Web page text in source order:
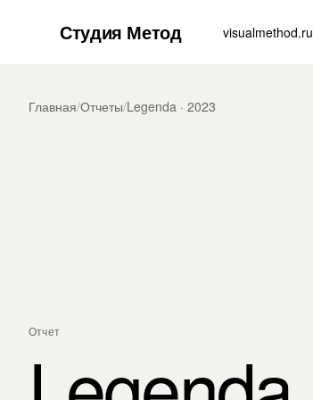
Студия Метод visualmethod.ru
Главная/Отчеты/Legenda · 2023
Отчет